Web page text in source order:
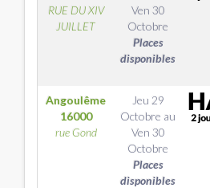
RUE DU XIV
JUILLET
Ven 30
Octobre
Places
disponibles
Angoulême
16000
rue Gond
Jeu 29
Octobre au
Ven 30
Octobre
Places
disponibles